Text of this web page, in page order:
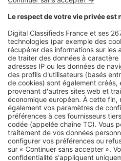
Image
Acheter
une
gros
Image
Acheter
home
affaire